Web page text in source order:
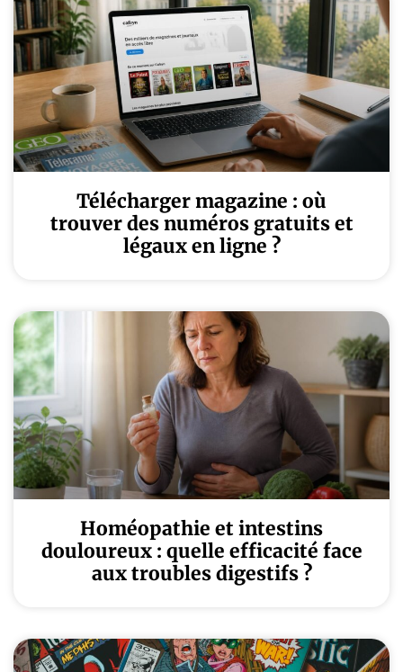
Télécharger magazine : où
trouver des numéros gratuits et
légaux en ligne ?
Homéopathie et intestins
douloureux : quelle efficacité face
aux troubles digestifs ?